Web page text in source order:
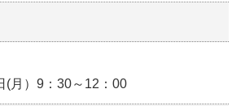
(月）9：30～12：00